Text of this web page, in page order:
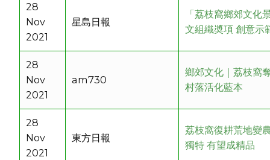
28
Nov
2021
星島日報
「荔枝窩鄉郊文化
文組織奬項 創意示
28
Nov
2021
am730
鄉郊文化｜荔枝窩
村落活化藍本
28
Nov
2021
東方日報
荔枝窩復耕荒地變
獨特 有望成精品